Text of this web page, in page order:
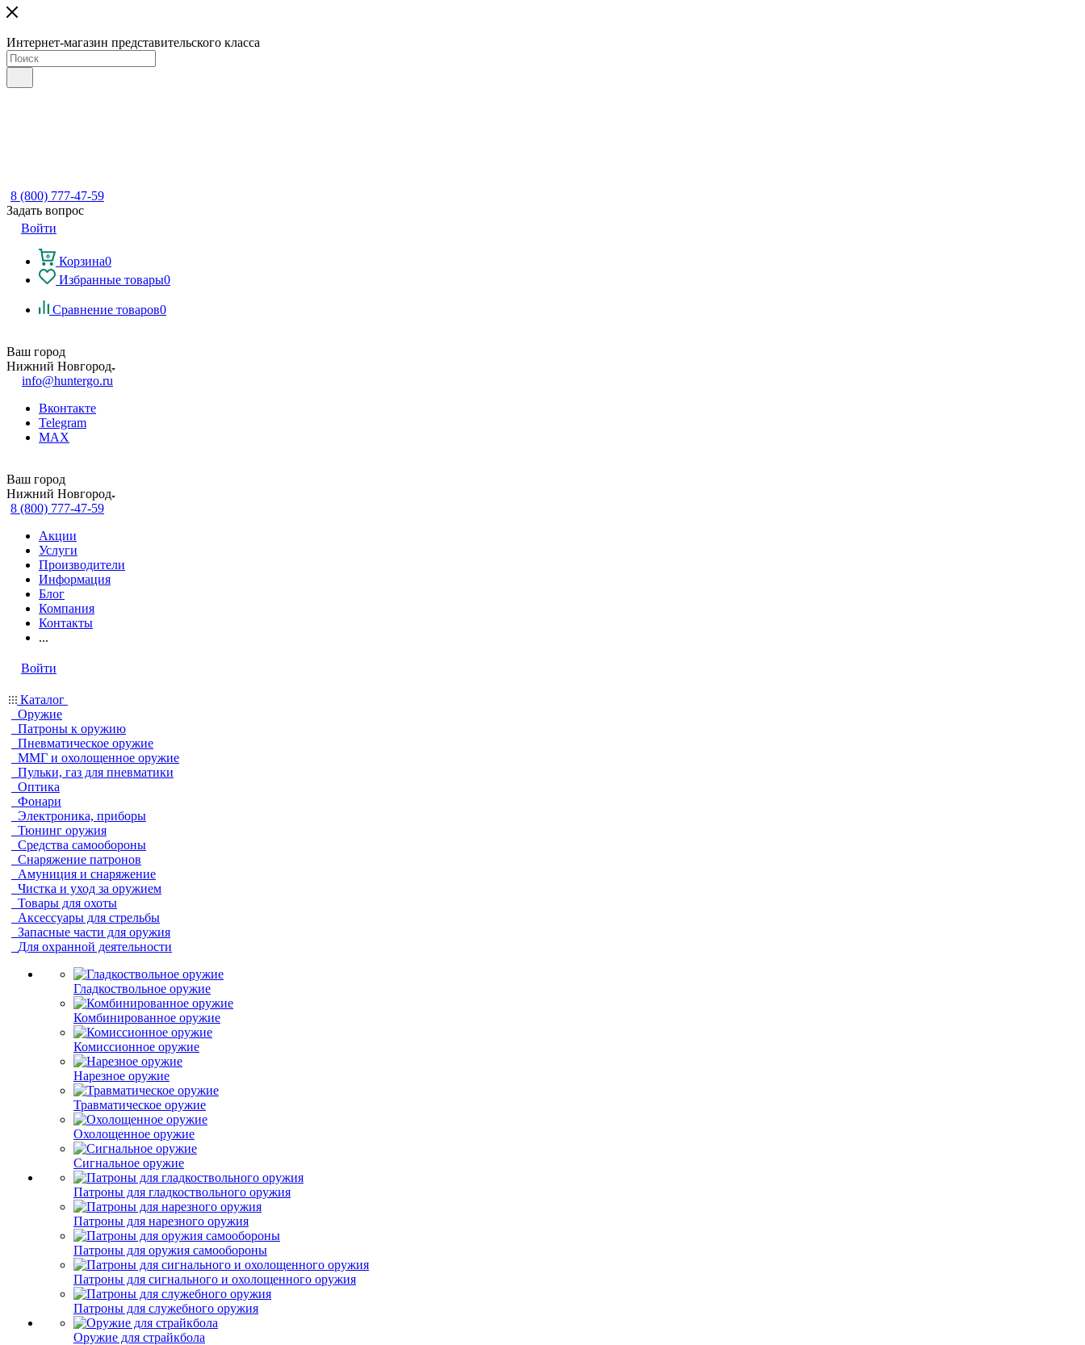
Интернет-магазин представительского класса
8 (800) 777-47-59
Задать вопрос
Войти
Корзина0
Избранные товары0
Сравнение товаров0
Ваш город
Нижний Новгород
info@huntergo.ru
Вконтакте
Telegram
MAX
Ваш город
Нижний Новгород
8 (800) 777-47-59
Акции
Услуги
Производители
Информация
Блог
Компания
Контакты
...
Войти
Каталог
Оружие
Патроны к оружию
Пневматическое оружие
ММГ и охолощенное оружие
Пульки, газ для пневматики
Оптика
Фонари
Электроника, приборы
Тюнинг оружия
Средства самообороны
Снаряжение патронов
Амуниция и снаряжение
Чистка и уход за оружием
Товары для охоты
Аксессуары для стрельбы
Запасные части для оружия
Для охранной деятельности
Гладкоствольное оружие
Комбинированное оружие
Комиссионное оружие
Нарезное оружие
Травматическое оружие
Охолощенное оружие
Сигнальное оружие
Патроны для гладкоствольного оружия
Патроны для нарезного оружия
Патроны для оружия самообороны
Патроны для сигнального и охолощенного оружия
Патроны для служебного оружия
Оружие для страйкбола